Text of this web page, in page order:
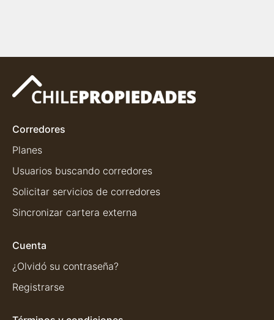
Corredores
Planes
Usuarios buscando corredores
Solicitar servicios de corredores
Sincronizar cartera externa
Cuenta
¿Olvidó su contraseña?
Registrarse